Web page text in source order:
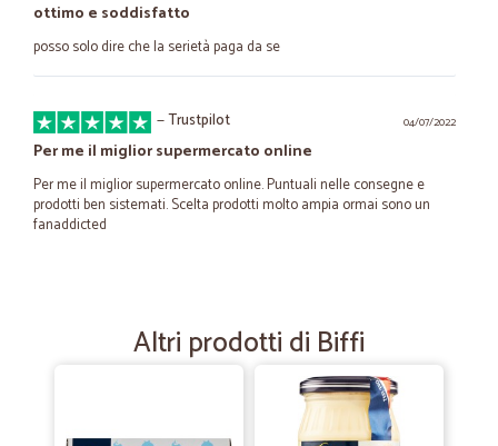
ottimo e soddisfatto
posso solo dire che la serietà paga da se
04/07/2022
—Trustpilot
Per me il miglior supermercato online
Per me il miglior supermercato online. Puntuali nelle consegne e
prodotti ben sistemati. Scelta prodotti molto ampia ormai sono un
fanaddicted
Carne eccellente! Tomahawk Favolosa
Carne eccellente. Spedizione velocissima. I soldi spesi valevano la
carne di primissimo livello. Complimenti, continuerò a comprare da
Altri prodotti di Biffi